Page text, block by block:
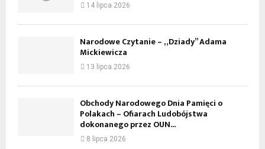
14 lipca 2026
Narodowe Czytanie – „Dziady” Adama
Mickiewicza
13 lipca 2026
Obchody Narodowego Dnia Pamięci o
Polakach – Ofiarach Ludobójstwa
dokonanego przez OUN...
8 lipca 2026